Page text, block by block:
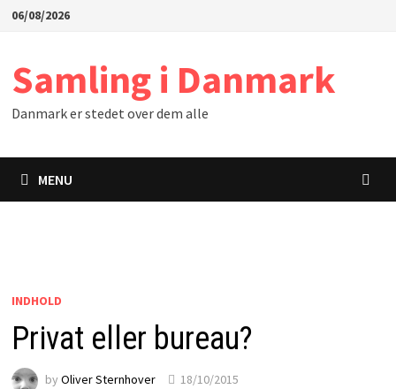
Skip06/08/2026
Samling i Danmark
Danmark er stedet over dem alle
MENU
INDHOLD
Privat eller bureau?
by Oliver Sternhover 18/10/2015